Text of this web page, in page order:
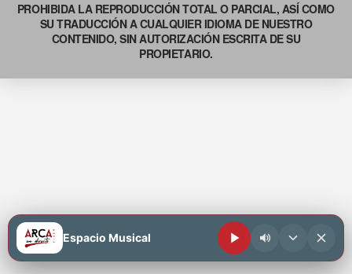
PROHIBIDA LA REPRODUCCIÓN TOTAL O PARCIAL, ASÍ COMO
SU TRADUCCIÓN A CUALQUIER IDIOMA DE NUESTRO
CONTENIDO, SIN AUTORIZACIÓN ESCRITA DE SU
PROPIETARIO.
Espacio Musical